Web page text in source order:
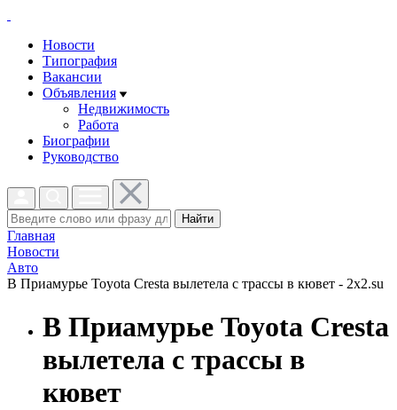
Новости
Типография
Вакансии
Объявления
Недвижимость
Работа
Биографии
Руководство
Найти
Главная
Новости
Авто
В Приамурье Toyota Cresta вылетела с трассы в кювет - 2x2.su
В Приамурье Toyota Cresta
вылетела с трассы в
кювет